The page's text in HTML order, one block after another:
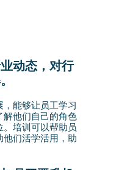
动态，对行
能够让员工学习
他们自己的角色
培训可以帮助员
们活学活用，助